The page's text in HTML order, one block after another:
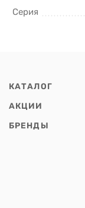
Серия
КАТАЛОГ
АКЦИИ
БРЕНДЫ